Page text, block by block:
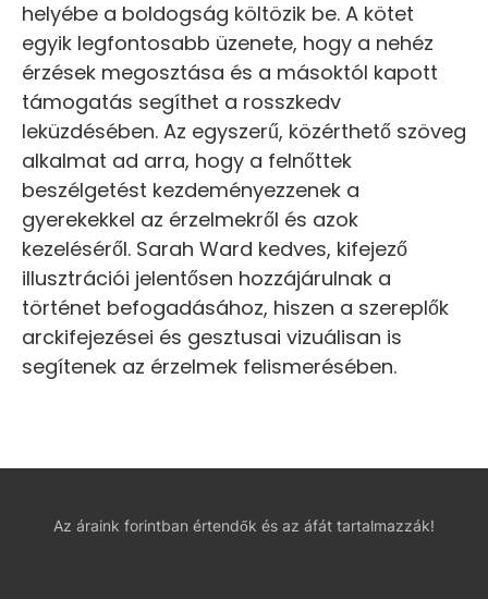
helyébe a boldogság költözik be. A kötet
egyik legfontosabb üzenete, hogy a nehéz
érzések megosztása és a másoktól kapott
támogatás segíthet a rosszkedv
leküzdésében. Az egyszerű, közérthető szöveg
alkalmat ad arra, hogy a felnőttek
beszélgetést kezdeményezzenek a
gyerekekkel az érzelmekről és azok
kezeléséről. Sarah Ward kedves, kifejező
illusztrációi jelentősen hozzájárulnak a
történet befogadásához, hiszen a szereplők
arckifejezései és gesztusai vizuálisan is
segítenek az érzelmek felismerésében.
Az áraink forintban értendők és az áfát tartalmazzák!